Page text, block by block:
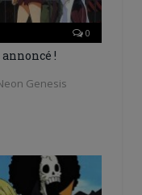
0
!
Genesis